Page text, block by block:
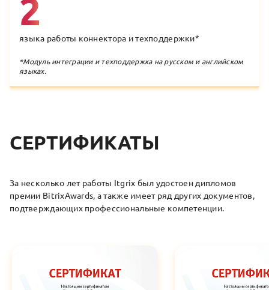
2
языка работы коннектора и техподдержки*
*Модуль интеграции и техподдержка на русском и английском
языках.
СЕРТИФИКАТЫ
За несколько лет работы Itgrix был удостоен дипломов
премии BitrixAwards, а также имеет ряд других документов,
подтверждающих профессиональные компетенции.